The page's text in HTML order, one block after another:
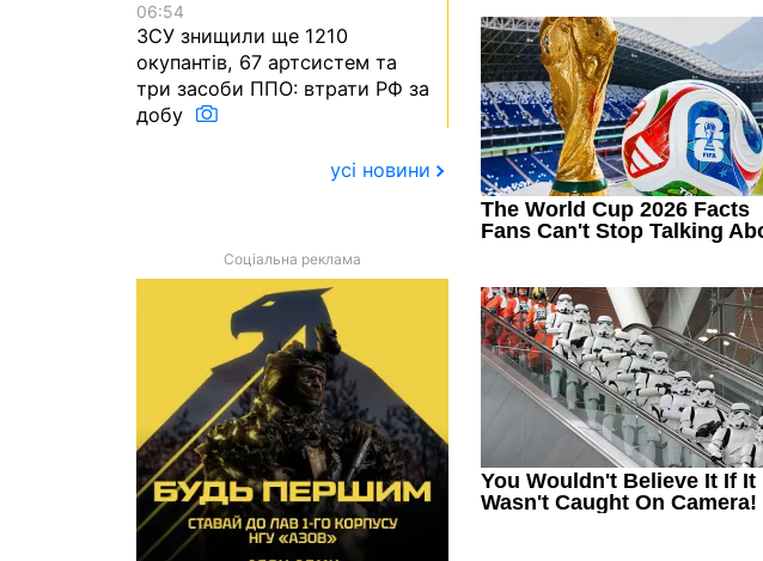
06:54
ЗСУ знищили ще 1210
окупантів, 67 артсистем та
три засоби ППО: втрати РФ за
добу
усі новини
Соціальна реклама